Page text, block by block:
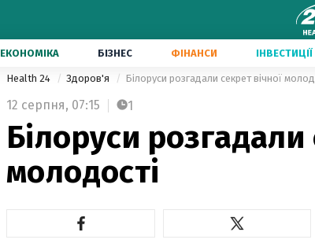
ЕКОНОМІКА БІЗНЕС ФІНАНСИ ІНВЕСТИЦІЇ
Health 24 Здоров'я Білоруси розгадали секрет вічної
12 серпня, 07:15 1
Білоруси розгадали
молодості